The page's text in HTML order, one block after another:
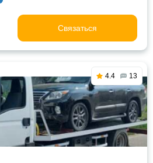
Связаться
4.4 13